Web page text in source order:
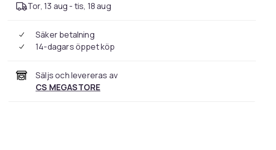
Tor, 13 aug - tis, 18 aug
Säker betalning
14-dagars öppet köp
Säljs och levereras av
CS MEGASTORE